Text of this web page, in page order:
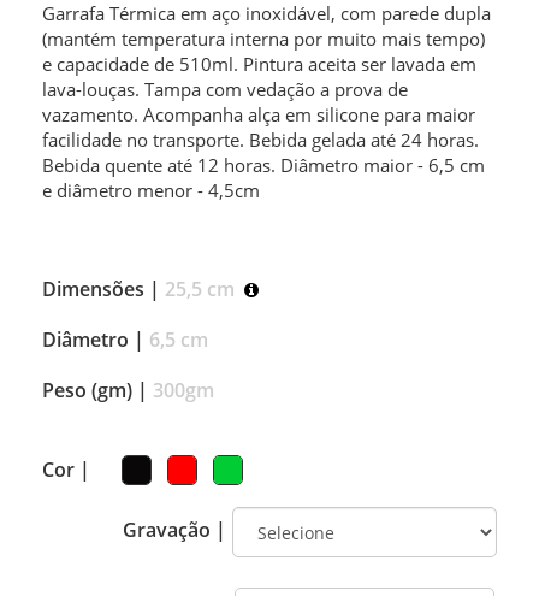
Garrafa Térmica em aço inoxidável, com parede dupla
(mantém temperatura interna por muito mais tempo)
e capacidade de 510ml. Pintura aceita ser lavada em
lava-louças. Tampa com vedação a prova de
vazamento. Acompanha alça em silicone para maior
facilidade no transporte. Bebida gelada até 24 horas.
Bebida quente até 12 horas. Diâmetro maior - 6,5 cm
e diâmetro menor - 4,5cm
Dimensões | 25,5 cm
Diâmetro | 6,5 cm
Peso (gm) | 300gm
Cor |
Gravação |